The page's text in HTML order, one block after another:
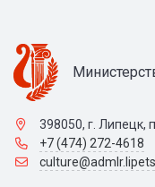
398050, г. Липецк,
+7 (474) 272-4618